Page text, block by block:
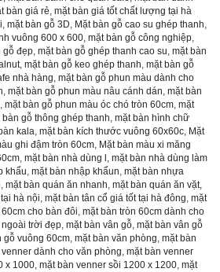
bàn giá rẻ, mặt bàn giá tốt chất lượng tại hà
, mặt bàn gỗ 3D, Mặt bàn gỗ cao su ghép thanh,
vuông 600 x 600, mặt bàn gỗ công nghiệp,
gỗ đẹp, mặt bàn gỗ ghép thanh cao su, mặt bàn
, mặt bàn gỗ keo ghép thanh, mặt bàn gỗ
nhà hàng, mặt bàn gỗ phun màu dành cho
, mặt bàn gỗ phun màu nâu cánh dán, mặt bàn
, mặt bàn gỗ phun màu óc chó tròn 60cm, mặt
bàn gỗ thông ghép thanh, mặt bàn hình chữ
kala, mặt bàn kích thước vuông 60x60c, Mặt
ghi đậm tròn 60cm, Mặt bàn màu xi măng
, mặt bàn nhà dùng l , mặt bàn nhà dùng làm
khẩu, mặt bàn nhập khẩun, mặt bàn nhựa
, mặt bàn quán ăn nhanh, mặt bàn quán ăn vặt,
hà nội, mặt bàn tân cổ giá tốt tại hà đông, mặt
cho bàn đôi, mặt bàn tròn 60cm dành cho
trời đẹp, mặt bàn vân gỗ, mặt bàn vân gỗ
gỗ vuông 60cm, mặt bàn văn phòng, mặt bàn
dành cho văn phòng, mặt bàn venner
x 1000, mặt bàn venner sồi 1200 x 1200, mặt